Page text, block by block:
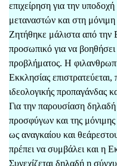
επιχείρηση για την
μεταναστών και στη
Ζητήθηκε μάλιστα από την
προσωπικό για να
προβλήματος. Η
Εκκλησίας
ιδεολογικής προπαγάνδας
Για την παρουσίαση
προσφύγων και της
ως αναγκαίου και
πρέπει να συμβάλει και η
Συνεχίζεται δηλαδή η